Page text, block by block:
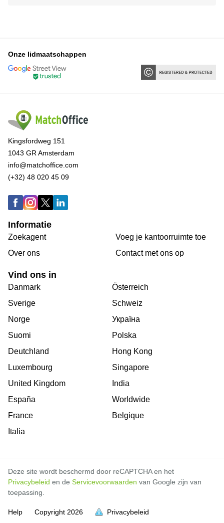
vol is
vol is
vol is
vol is
vol is
vol is
vol is
vol is
vol is
vol is
Onze lidmaatschappen
Kingsfordweg 151
1043 GR Amsterdam
info@matchoffice.com
(+32) 48 020 45 09
Informatie
Zoekagent
Over ons
Voeg je kantoorruimte toe
Сontact met ons op
Vind ons in
Danmark
Sverige
Norge
Suomi
Deutchland
Luxembourg
United Kingdom
España
France
Italia
Österreich
Schweiz
Україна
Polska
Hong Kong
Singapore
India
Worldwide
Belgique
Deze site wordt beschermd door reCAPTCHA en het
Privacybeleid en de Servicevoorwaarden van Google zijn van
toepassing.
Help Copyright 2026 Privacybeleid